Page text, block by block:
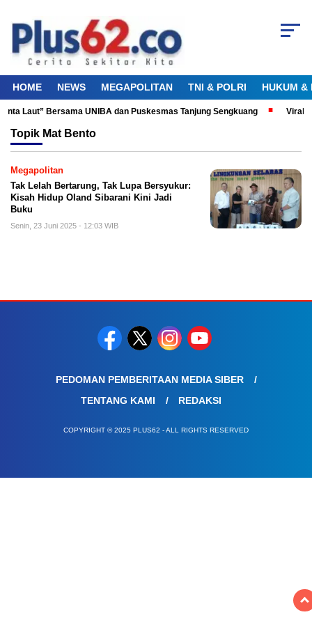
HOME NEWS MEGAPOLITAN TNI & POLRI HUKUM &
Laut” Bersama UNIBA dan Puskesmas Tanjung Sengkuang Viral!
Topik Mat Bento
Megapolitan
Tak Lelah Bertarung, Tak Lupa Bersyukur:
Kisah Hidup Oland Sibarani Kini Jadi
Buku
Senin, 23 Juni 2025 - 12:03 WIB
PEDOMAN PEMBERITAAN MEDIA SIBER
TENTANG KAMI
REDAKSI
COPYRIGHT © 2025 PLUS62 - ALL RIGHTS RESERVED